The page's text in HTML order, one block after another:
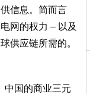
信息。简而言
网的权力 – 以及
供应链所需的。
国的商业三元